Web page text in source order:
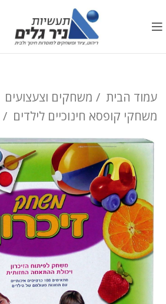
עמוד הבית
משחקים וצעצועים
משחקי קופסא חינוכיים לילדים